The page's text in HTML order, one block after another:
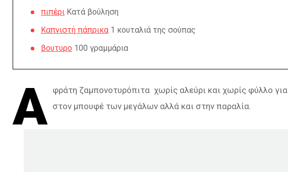
πιπέρι Κατά βούληση
Καπνιστή πάπρικα 1 κουταλιά της σούπας
βουτυρο 100 γραμμάρια
Α φράτη ζαμπονοτυρόπιτα χωρίς αλεύρι και χωρίς φύλλο
στον μπουφέ των μεγάλων αλλά και στην παραλία.